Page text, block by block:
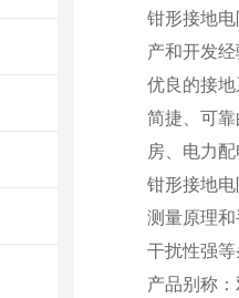
钳形接地
产和开发
优良的接
简捷、可
房、电力
钳形接地
测量原理
干扰性强
产品别称